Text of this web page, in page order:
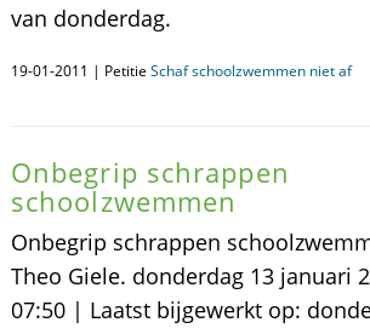
van donderdag.
19-01-2011 | Petitie Schaf schoolzwemmen niet af
Onbegrip schrappen
schoolzwemmen
Onbegrip schrappen
Theo Giele. donderdag 13 januari
07:50 | Laatst bijgewerkt op: